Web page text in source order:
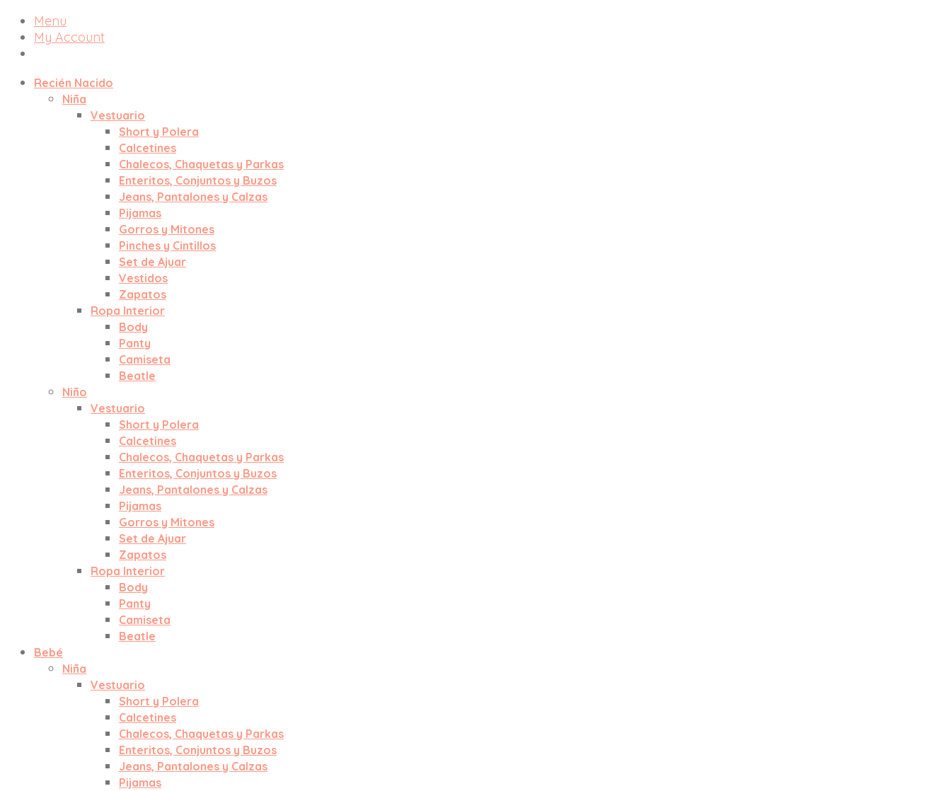
Menu
My Account
Recién Nacido
Niña
Vestuario
Short y Polera
Calcetines
Chalecos, Chaquetas y Parkas
Enteritos, Conjuntos y Buzos
Jeans, Pantalones y Calzas
Pijamas
Gorros y Mitones
Pinches y Cintillos
Set de Ajuar
Vestidos
Zapatos
Ropa Interior
Body
Panty
Camiseta
Beatle
Niño
Vestuario
Short y Polera
Calcetines
Chalecos, Chaquetas y Parkas
Enteritos, Conjuntos y Buzos
Jeans, Pantalones y Calzas
Pijamas
Gorros y Mitones
Set de Ajuar
Zapatos
Ropa Interior
Body
Panty
Camiseta
Beatle
Bebé
Niña
Vestuario
Short y Polera
Calcetines
Chalecos, Chaquetas y Parkas
Enteritos, Conjuntos y Buzos
Jeans, Pantalones y Calzas
Pijamas